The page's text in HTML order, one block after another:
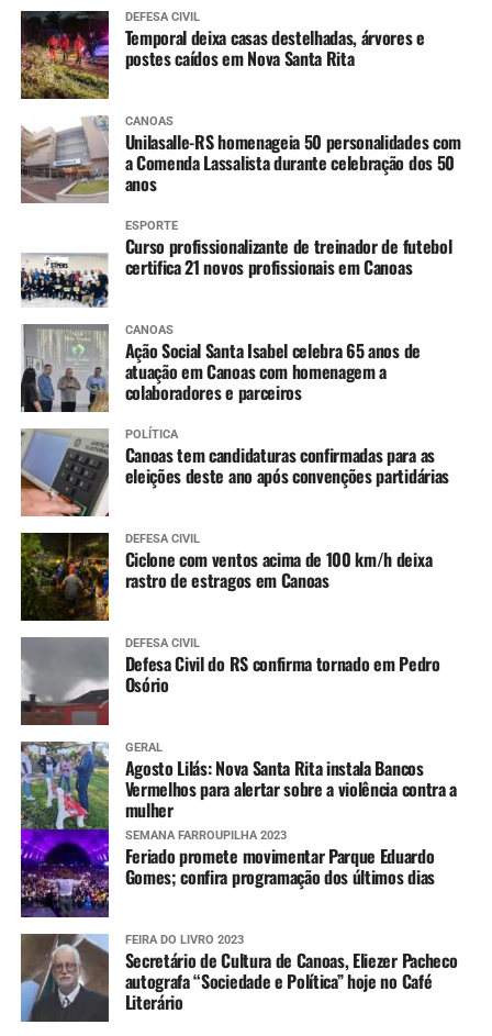
DEFESA CIVIL
Temporal deixa casas destelhadas, árvores e
postes caídos em Nova Santa Rita
CANOAS
Unilasalle-RS homenageia 50 personalidades com
a Comenda Lassalista durante celebração dos 50
anos
ESPORTE
Curso profissionalizante de treinador de futebol
certifica 21 novos profissionais em Canoas
CANOAS
Ação Social Santa Isabel celebra 65 anos de
atuação em Canoas com homenagem a
colaboradores e parceiros
POLÍTICA
Canoas tem candidaturas confirmadas para as
eleições deste ano após convenções partidárias
DEFESA CIVIL
Ciclone com ventos acima de 100 km/h deixa
rastro de estragos em Canoas
DEFESA CIVIL
Defesa Civil do RS confirma tornado em Pedro
Osório
GERAL
Agosto Lilás: Nova Santa Rita instala Bancos
Vermelhos para alertar sobre a violência contra a
mulher
SEMANA FARROUPILHA 2023
Feriado promete movimentar Parque Eduardo
Gomes; confira programação dos últimos dias
FEIRA DO LIVRO 2023
Secretário de Cultura de Canoas, Eliezer Pacheco
autografa “Sociedade e Política” hoje no Café
Literário